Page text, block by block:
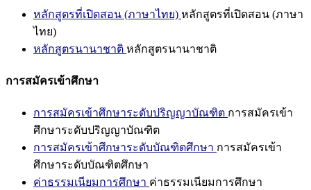
หลักสูตรที่เปิดสอน (ภาษาไทย) หลักสูตรที่เปิดสอน (ภาษา
ไทย)
หลักสูตรนานาชาติ หลักสูตรนานาชาติ
การสมัครเข้าศึกษา
การสมัครเข้าศึกษาระดับปริญญาบัณฑิต การสมัครเข้า
ศึกษาระดับปริญญาบัณฑิต
การสมัครเข้าศึกษาระดับบัณฑิตศึกษา การสมัครเข้า
ศึกษาระดับบัณฑิตศึกษา
ค่าธรรมเนียมการศึกษา ค่าธรรมเนียมการศึกษา